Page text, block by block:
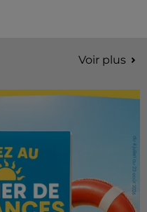
Voir plus